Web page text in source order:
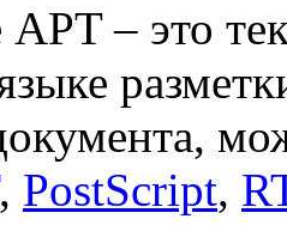
– это
, PostScript,